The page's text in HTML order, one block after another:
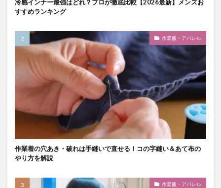
冷感インナー最強はどれ？プロが徹底比較【2026最新】メンズお
すすめランキング
作業服・アパレル
作業着の穴あき・破れは手縫いで直せる！コの字縫い＆あて布の
やり方を解説
作業服・アパレル